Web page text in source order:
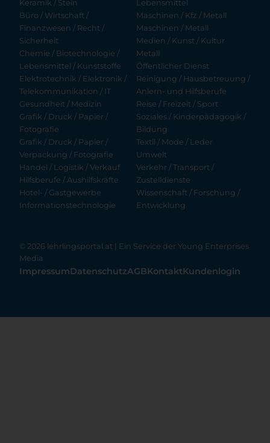
Keramik / Stein
Büro / Wirtschaft /
Finanzwesen / Recht /
Sicherheit
Chemie / Biotechnologie /
Lebensmittel / Kunststoffe
Elektrotechnik / Elektronik /
Telekommunikation / IT
Gesundheit / Medizin
Grafik / Druck / Papier /
Fotografie
Grafik / Druck / Papier /
Verpackung / Fotografie
Handel / Logistik / Verkauf
Hilfsberufe / Aushilfskräfte
Hotel- / Gastgewerbe
Informationstechnologie
Lebensmittel
Maschinen / Kfz / Metall
Maschinen / Metall
Medien / Kunst / Kultur
Metall
Öffentlicher Dienst
Reinigung / Hausbetreuung /
Anlern- und Hilfsberufe
Reise / Freizeit / Sport
Soziales / Kinderpädagogik /
Bildung
Textil / Mode / Leder
Umwelt
Verkehr / Transport /
Zustelldienste
Wissenschaft / Forschung /
Entwicklung
© 2026 lehrlingsportal.at | Ein Service der Young Enterprises
Media
ImpressumDatenschutzAGBKontaktKundenlogin